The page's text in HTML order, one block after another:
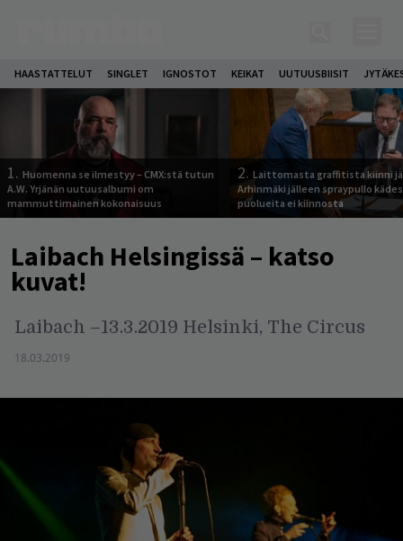
HAASTATTELUT SINGLET IGNOSTOT KEIKAT UUTUUSBIISIT
1. Huomenna se ilmestyy – CMX:stä tutun
A.W. Yrjänän uutuusalbumi om
mammuttimainen kokonaisuus
2. Laittomasta graffitista kiinni
Arhinmäki jälleen spraypullo
puolueita ei kiinnosta
Laibach Helsingissä – katso
kuvat!
Laibach –13.3.2019 Helsinki, The Circus
18.03.2019